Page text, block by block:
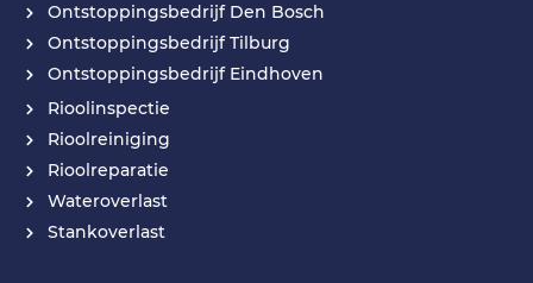
Ontstoppingsbedrijf Den Bosch
Ontstoppingsbedrijf Tilburg
Ontstoppingsbedrijf Eindhoven
Rioolinspectie
Rioolreiniging
Rioolreparatie
Wateroverlast
Stankoverlast